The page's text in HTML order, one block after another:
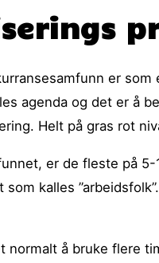
er
agenda og det er å
Helt på gras rot
er de fleste på
som kalles
normalt å bruke flere